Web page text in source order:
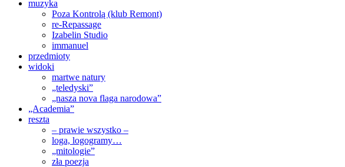
muzyka
Poza Kontrolą (klub Remont)
re-Repassage
Izabelin Studio
immanuel
przedmioty
widoki
martwe natury
„teledyski”
„nasza nova flaga narodowa”
„Academia”
reszta
– prawie wszystko –
loga, logogramy…
„mitologie”
zła poezja